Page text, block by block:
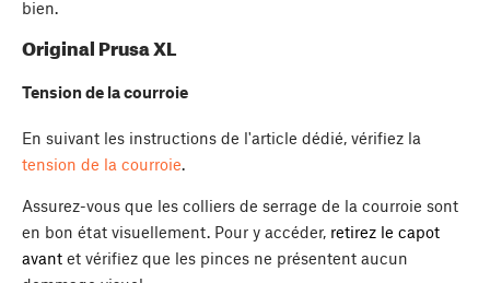
bien.
Original Prusa XL
Tension de la courroie
En suivant les instructions de l'article dédié, vérifiez la
tension de la courroie.
Assurez-vous que les colliers de serrage de la courroie sont
en bon état visuellement. Pour y accéder, retirez le capot
avant et vérifiez que les pinces ne présentent aucun